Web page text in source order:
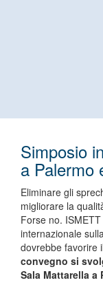
Simposio
a Palermo
Eliminare gli
migliorare la
Forse no.
internazionale
dovrebbe favorire
convegno si
Sala Mattarella a